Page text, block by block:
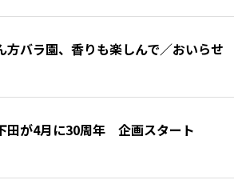
方バラ園、香りも楽しんで／おいらせ
田が4月に30周年 企画スタート